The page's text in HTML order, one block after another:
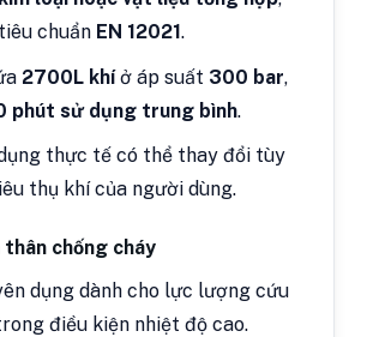
chuẩn EN 12021.
2700L khíở áp suất 300 bar,
phút sử dụng trung bình.
thực tế có thể thay đổi tùy
thụ khí của người dùng.
chống cháy
dụng dành cho lực lượng cứu
điều kiện nhiệt độ cao.